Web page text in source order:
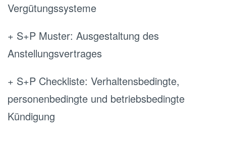
Vergütungssysteme
+ S+P Muster: Ausgestaltung des
Anstellungsvertrages
+ S+P Checkliste: Verhaltensbedingte,
personenbedingte und betriebsbedingte
Kündigung